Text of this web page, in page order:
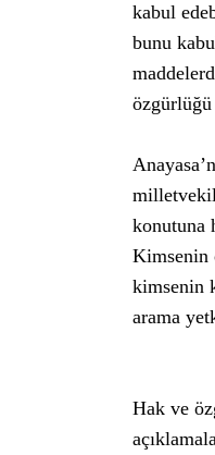
kabul
bunu
özgürlüğü
konutuna
Kimsenin
kimsenin
arama
Hak ve